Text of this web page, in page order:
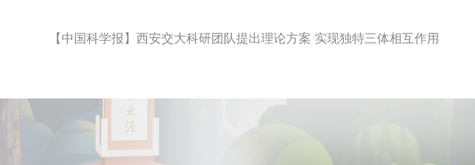
【中国科学报】西安交大科研团队提出理论方案 实现独特三体相互作用